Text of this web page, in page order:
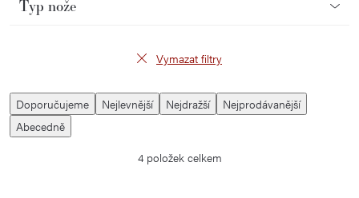
Typ nože
Vymazat filtry
V
ý
p
Ř
a
z
Doporučujeme Nejlevnější Nejdražší
Nejprodávanější
Abecedně
4položek celkem